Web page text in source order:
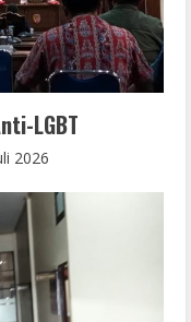
LGBT
2026